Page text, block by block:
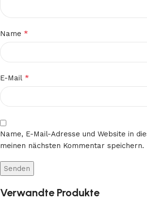
Name *
E-Mail *
Name, E-Mail-Adresse und Website in
meinen nächsten Kommentar speichern.
Verwandte Produkte